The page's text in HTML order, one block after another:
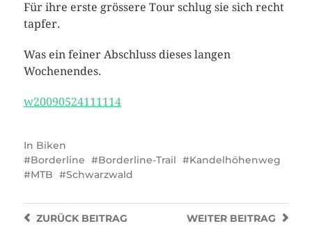
Für ihre erste grössere Tour schlug sie sich recht
tapfer.
Was ein feiner Abschluss dieses langen
Wochenendes.
w20090524111114
In Biken
Borderline
Borderline-Trail
Kandelhöhenweg
MTB
Schwarzwald
WEITER BEITRAG
ZURÜCKBEITRAG